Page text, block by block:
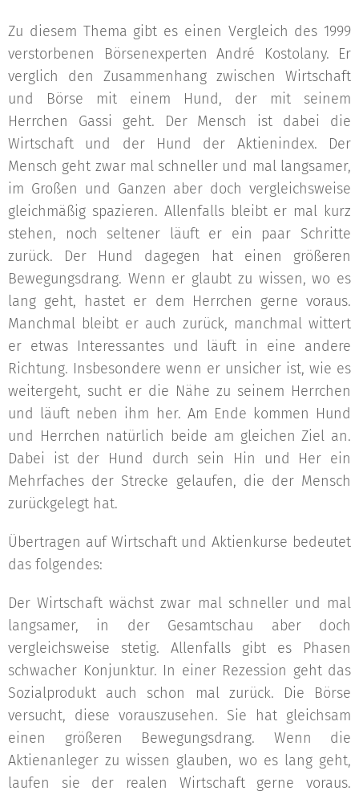
Zu diesem Thema gibt es einen Vergleich des 1999
verstorbenen Börsenexperten André Kostolany. Er
verglich den Zusammenhang zwischen Wirtschaft
und Börse mit einem Hund, der mit seinem
Herrchen Gassi geht. Der Mensch ist dabei die
Wirtschaft und der Hund der Aktienindex. Der
Mensch geht zwar mal schneller und mal langsamer,
im Großen und Ganzen aber doch vergleichsweise
gleichmäßig spazieren. Allenfalls bleibt er mal kurz
stehen, noch seltener läuft er ein paar Schritte
zurück. Der Hund dagegen hat einen größeren
Bewegungsdrang. Wenn er glaubt zu wissen, wo es
lang geht, hastet er dem Herrchen gerne voraus.
Manchmal bleibt er auch zurück, manchmal wittert
er etwas Interessantes und läuft in eine andere
Richtung. Insbesondere wenn er unsicher ist, wie es
weitergeht, sucht er die Nähe zu seinem Herrchen
und läuft neben ihm her. Am Ende kommen Hund
und Herrchen natürlich beide am gleichen Ziel an.
Dabei ist der Hund durch sein Hin und Her ein
Mehrfaches der Strecke gelaufen, die der Mensch
zurückgelegt hat.
Übertragen auf Wirtschaft und Aktienkurse bedeutet
das folgendes:
Der Wirtschaft wächst zwar mal schneller und mal
langsamer, in der Gesamtschau aber doch
vergleichsweise stetig. Allenfalls gibt es Phasen
schwacher Konjunktur. In einer Rezession geht das
Sozialprodukt auch schon mal zurück. Die Börse
versucht, diese vorauszusehen. Sie hat gleichsam
einen größeren Bewegungsdrang. Wenn die
Aktienanleger zu wissen glauben, wo es lang geht,
laufen sie der realen Wirtschaft gerne voraus.